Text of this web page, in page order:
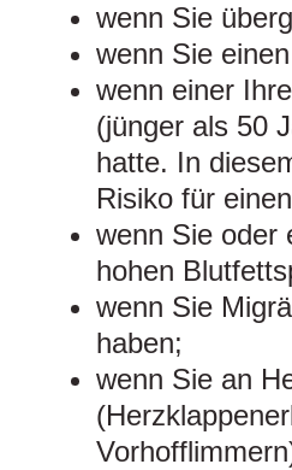
wenn Sie
wenn Sie
wenn einer
(jünger als 50
hatte. In
Risiko für
wenn Sie oder
hohen
wenn Sie
haben;
wenn Sie an